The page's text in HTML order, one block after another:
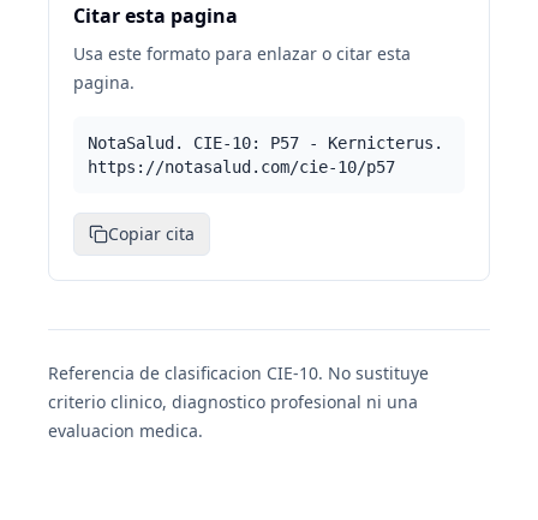
Citar esta pagina
Usa este formato para enlazar o citar esta
pagina.
NotaSalud. CIE-10: P57 - Kernicterus.
https://notasalud.com/cie-10/p57
Copiar cita
Referencia de clasificacion CIE-10. No sustituye
criterio clinico, diagnostico profesional ni una
evaluacion medica.